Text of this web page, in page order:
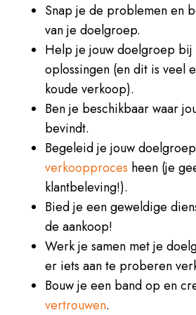
Snap je de problemen en
van je doelgroep.
Help je jouw doelgroep bij
oplossingen (en dit is veel
koude verkoop).
Ben je beschikbaar waar
bevindt.
Begeleid je jouw
verkoopproces heen (je
klantbeleving!).
Bied je een geweldige
de aankoop!
Werk je samen met je
er iets aan te proberen
Bouw je een band op en
vertrouwen.